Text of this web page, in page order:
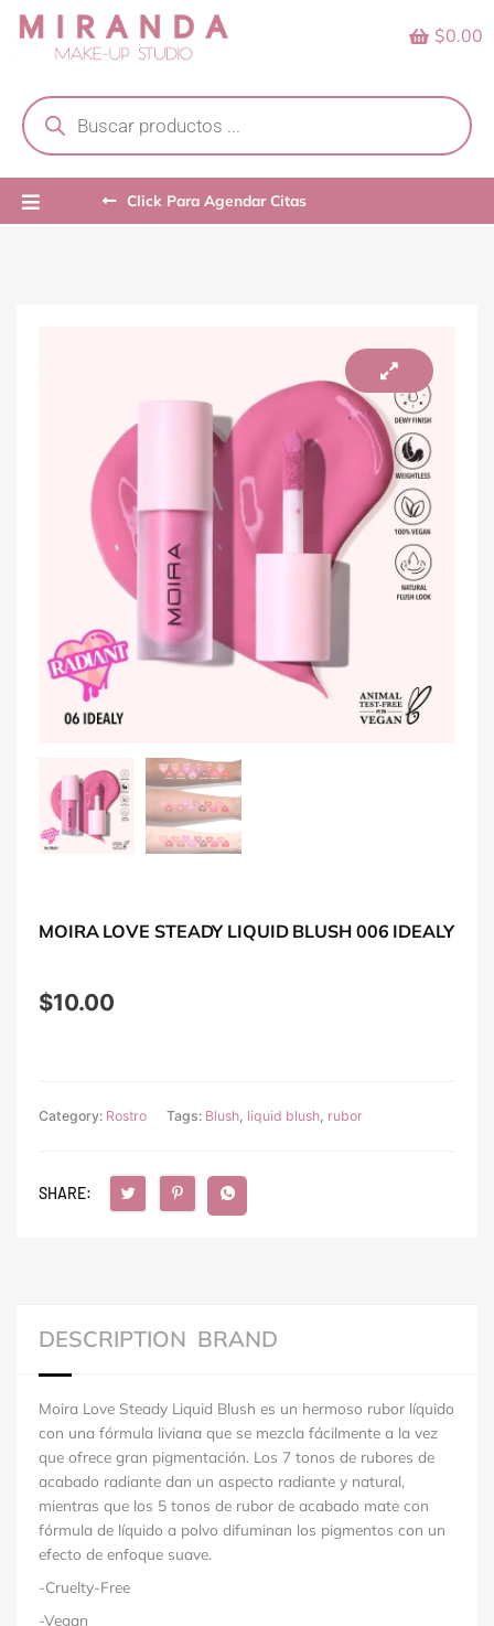
Skip
search
$0.00
Click Para Agendar Citas
MOIRA LOVE STEADY LIQUID BLUSH 006 IDEALY
$10.00
Category: Rostro Tags: Blush liquid blush rubor
SHARE:
DESCRIPTION BRAND
Moira Love Steady Liquid Blush es un hermoso rubor líquido
con una fórmula liviana que se mezcla fácilmente a la vez
que ofrece gran pigmentación. Los 7 tonos de rubores de
acabado radiante dan un aspecto radiante y natural,
mientras que los 5 tonos de rubor de acabado mate con
fórmula de líquido a polvo difuminan los pigmentos con un
efecto de enfoque suave.
-Cruelty-Free
-Vegan